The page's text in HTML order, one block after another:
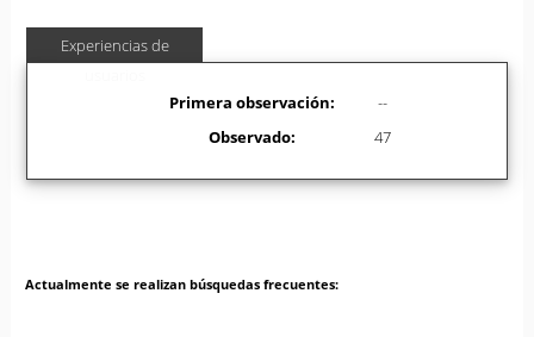
Experiencias de
Primera observación:
--
Observado:
47
Actualmente se realizan búsquedas frecuentes: